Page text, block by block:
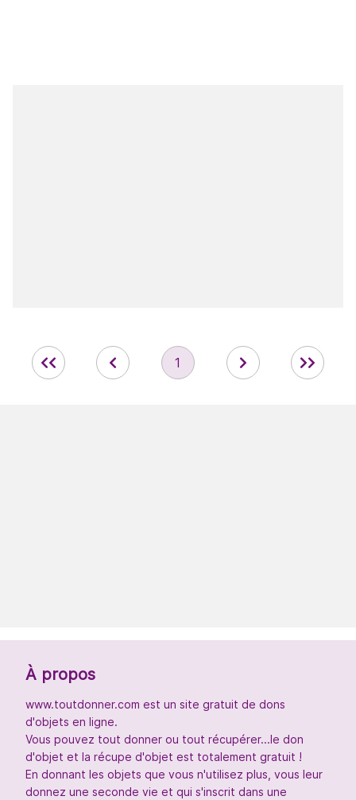
1
À propos
www.toutdonner.com est un site gratuit de dons
d'objets en ligne.
Vous pouvez tout donner ou tout récupérer...le don
d'objet et la récupe d'objet est totalement gratuit !
En donnant les objets que vous n'utilisez plus, vous leur
donnez une seconde vie et qui s'inscrit dans une